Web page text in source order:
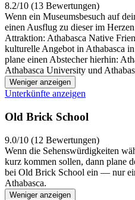
8.2/10 (13 Bewertungen)
Wenn ein Museumsbesuch auf
einen Ausflug zu dieser im
Attraktion: Athabasca Native
kulturelle Angebot in Athabasca
plane einen Abstecher hierhin:
Athabasca University und
Weniger anzeigen
Unterkünfte anzeigen
Old Brick School
9.0/10 (12 Bewertungen)
Wenn die Sehenswürdigkeiten
kurz kommen sollen, dann plane
bei Old Brick School ein — nur
Athabasca.
Weniger anzeigen